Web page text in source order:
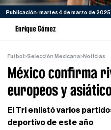
Publicación: martes 4 de marzo de 2025
Enrique Gómez
Futbol >Selección Mexicana>Noticias
México confirma
europeos y
El Tri enlistó varios
deportivo de este año